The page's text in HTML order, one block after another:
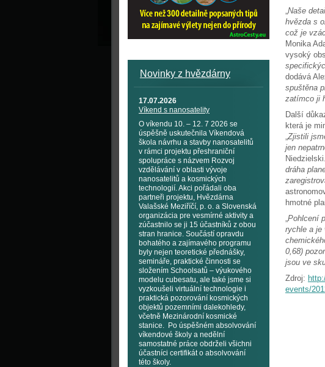
Novinky z hvězdárny
17.07.2026
Víkend s nanosatelity
O víkendu 10. – 12. 7 2026 se
úspěšně uskutečnila Víkendová
škola návrhu a stavby nanosatelitů
v rámci projektu přeshraniční
spolupráce s názvem Rozvoj
vzdělávání v oblasti vývoje
nanosatelitů a kosmických
technologií. Akci pořádali oba
partneři projektu, Hvězdárna
Valašské Meziříčí, p. o. a Slovenská
organizácia pre vesmírné aktivity a
zúčastnilo se ji 15 účastníků z obou
stran hranice. Součástí opravdu
bohatého a zajímavého programu
byly nejen teoretické přednášky,
semináře, praktické činnosti se
složením Schoolsatů – výukového
modelu cubesatu, ale také jsme si
vyzkoušeli virtuální technologie i
praktická pozorování kosmických
objektů pozemními dalekohledy,
včetně Mezinárodní kosmické
stanice. Po úspěšném absolvování
víkendové školy a nedělní
samostatné práce obdrželi všichni
účastníci certifikát o absolvování
této školy.
„Naše
hvězda s
což je
Monika
vysoký
dodává
spuštěna
zatímco ji
Další
která je
„Zjistili
jen
dráha
hmotné
„Pohlcení
rychle a je
0,68)
jsou ve
Zdroj:
events/